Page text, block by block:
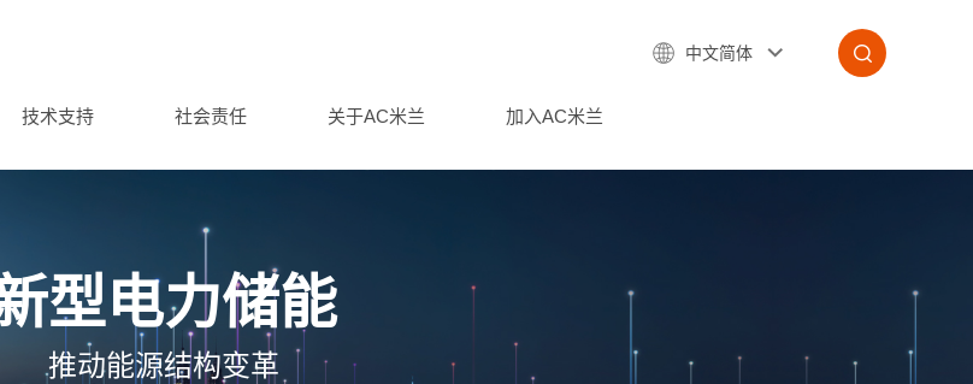
中文简体
技术支持 社会责任 关于AC米兰 加入AC米兰
型电力储能
推动能源结构变革